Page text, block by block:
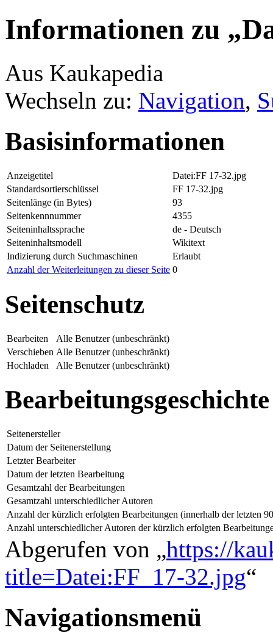
Informationen zu
Aus Kaukapedia
Wechseln zu: Navigation,
Basisinformationen
Anzeigetitel
Datei:FF 17-32.jpg
Standardsortierschlüssel
FF 17-32.jpg
Seitenlänge (in Bytes)
93
Seitenkennnummer
4355
Seiteninhaltssprache
de - Deutsch
Seiteninhaltsmodell
Wikitext
Indizierung durch Suchmaschinen
Erlaubt
Anzahl der Weiterleitungen zu dieser Seite 0
Seitenschutz
Bearbeiten
Alle Benutzer (unbeschränkt)
Verschieben Alle Benutzer (unbeschränkt)
Hochladen
Alle Benutzer (unbeschränkt)
Bearbeitungsgeschichte
Seitenersteller
Datum der Seitenerstellung
Letzter Bearbeiter
Datum der letzten Bearbeitung
Gesamtzahl der Bearbeitungen
Gesamtzahl unterschiedlicher Autoren
Anzahl der kürzlich erfolgten Bearbeitungen (innerhalb der letzten
Anzahl unterschiedlicher Autoren der kürzlich erfolgten
Abgerufen von „https://
title=Datei:FF_17-32.jpg“
Navigationsmenü